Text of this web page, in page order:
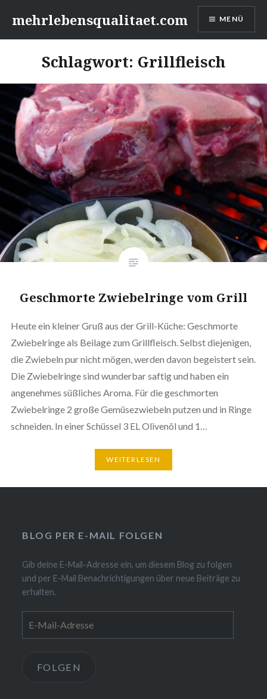
Inhalt
springen
mehrlebensqualitaet.com MENÜ
Schlagwort: Grillfleisch
Geschmorte Zwiebelringe vom Grill
Heute ein kleiner Gruß aus der Grill-Küche: Geschmorte
Zwiebelringe als Beilage zum Grillfleisch. Selbst diejenigen,
die Zwiebeln pur nicht mögen, werden davon begeistert sein.
Die Zwiebelringe sind wunderbar saftig und haben ein
angenehmes süßliches Aroma. Für die geschmorten
Zwiebelringe 2 große Gemüsezwiebeln putzen und in Ringe
schneiden. In einer Schüssel 3 EL Olivenöl und 1…
WEITERLESEN
BLOG PER E-MAIL FOLGEN
Gib deine E-Mail-Adresse ein, um diesem Blog zu folgen
und per E-Mail Benachrichtigungen über neue Beiträge zu
erhalten.
Mail-
FOLGEN